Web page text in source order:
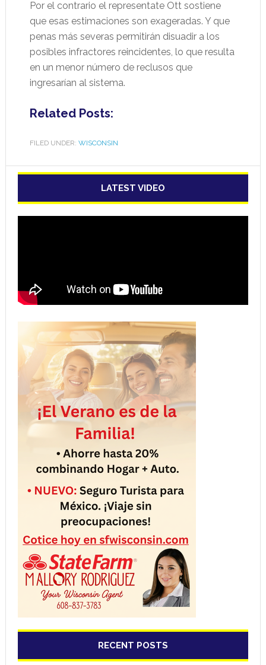
Por el contrario el representate Ott sostiene
que esas estimaciones son exageradas. Y que
penas más severas permitirán disuadir a los
posibles infractores reincidentes, lo que resulta
en un menor número de reclusos que
ingresarían al sistema.
Related Posts:
FILED UNDER: WISCONSIN
LATEST VIDEO
RECENT POSTS